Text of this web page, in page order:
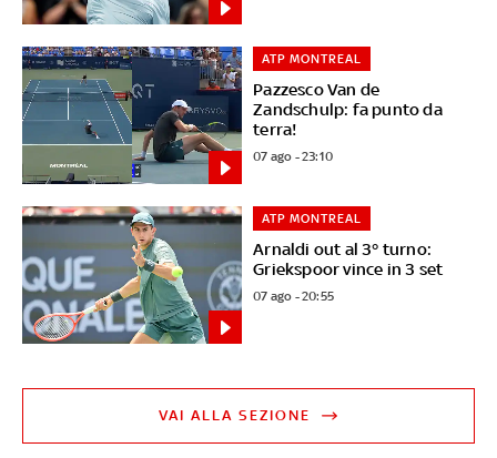
Pazzesco Van de
Zandschulp: fa punto da
terra!
ATP MONTREAL
07 ago - 23:10
Arnaldi out al 3° turno:
Griekspoor vince in 3 set
ATP MONTREAL
07 ago - 20:55
VAI ALLA SEZIONE